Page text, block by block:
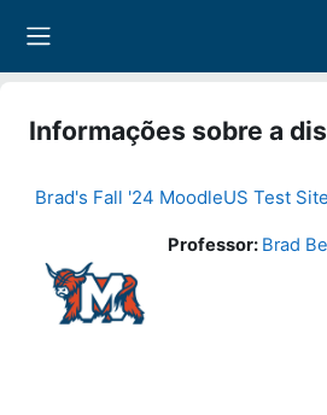
Informações sobre a
Brad's Fall '24 MoodleUS Test Site
Professor: Brad